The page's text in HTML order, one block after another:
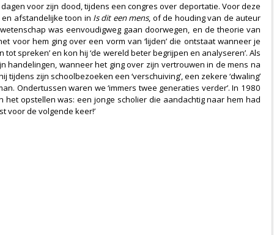
voor zijn dood, tijdens een congres over deportatie. Voor deze
afstandelijke toon in Is dit een mens, of de houding van de auteur
was eenvoudigweg gaan doorwegen, en de theorie van
voor hem ging over een vorm van ‘lijden’ die ontstaat wanneer je
spreken’ en kon hij ‘de wereld beter begrijpen en analyseren’. Als
handelingen, wanneer het ging over zijn vertrouwen in de mens na
zijn schoolbezoeken een ‘verschuiving’, een zekere ‘dwaling’
Ondertussen waren we ‘immers twee generaties verder’. In 1980
opstellen was: een jonge scholier die aandachtig naar hem had
voor de volgende keer!’